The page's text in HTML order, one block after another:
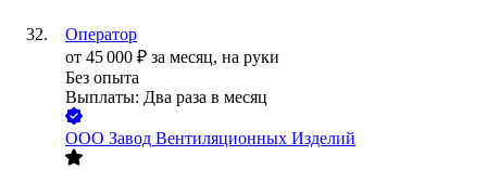
Оператор
от 45 000 ₽ за месяц, на руки
Без опыта
Выплаты: Два раза в месяц
ООО Завод Вентиляционных Изделий